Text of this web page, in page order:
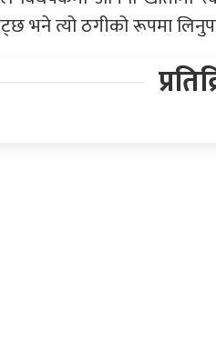
भने त्यो ठगीको रूपमा